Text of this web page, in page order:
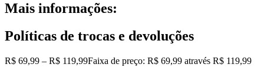
Mais informações:
Políticas de trocas e devoluções
R$ 69,99 – R$ 119,99Faixa de preço: R$ 69,99 através R$ 119,99